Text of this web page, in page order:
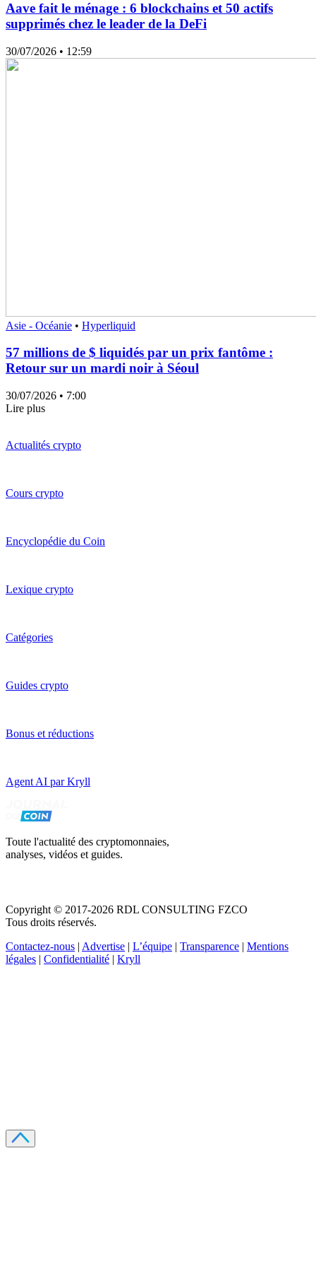
Aave fait le ménage : 6 blockchains et 50 actifs
supprimés chez le leader de la DeFi
30/07/2026 • 12:59
Asie - Océanie • Hyperliquid
57 millions de $ liquidés par un prix fantôme :
Retour sur un mardi noir à Séoul
30/07/2026 • 7:00
Lire plus
Actualités crypto
Cours crypto
Encyclopédie du Coin
Lexique crypto
Catégories
Guides crypto
Bonus et réductions
Agent AI par Kryll
Toute l'actualité des cryptomonnaies,
analyses, vidéos et guides.
Copyright © 2017-2026 RDL CONSULTING FZCO
Tous droits réservés.
Contactez-nous | Advertise | L’équipe | Transparence | Mentions
légales | Confidentialité | Kryll